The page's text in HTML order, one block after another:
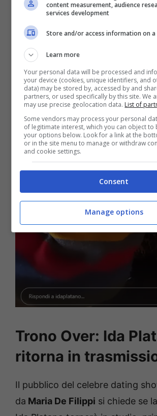
Trono Over: Ida
ritorna in
Il pubblico del celebre dating
da Maria De Filippi si chiede se
content measurement, audience
services development
Store and/or access information on a
Learn more
Your personal data will be processed and
your device (cookies, unique identifiers, and
data) may be stored by, accessed by and
partners, or used specifically by this site. We
may use precise geolocation data. List of
Some vendors may process your personal
of legitimate interest, which you can object to
your options below. Look for a link at the
or in the site menu to manage or withdraw
and cookie settings.
Consent
Manage options